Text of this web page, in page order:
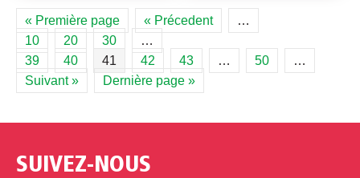
« Première page « Précedent
…
10
20 30
…
39
40 41 42 43 … 50
…
Suivant »
Dernière page »
SUIVEZ-NOUS